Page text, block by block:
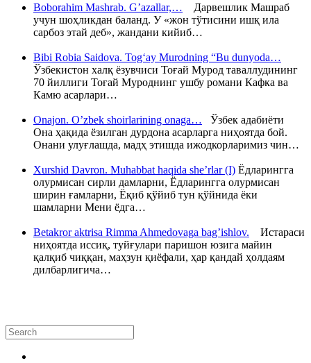
Boborahim Mashrab. G’azallar,… Дарвешлик Машраб
учун шоҳликдан баланд. У «жон тўтисини ишқ ила
сарбоз этай деб», жандани кийиб…
Bibi Robia Saidova. Tog‘ay Murodning “Bu dunyoda…
Ўзбекистон халқ ёзувчиси Тоғай Мурод таваллудининг
70 йиллиги Тоғай Муроднинг ушбу романи Кафка ва
Камю асарлари…
Onajon. O’zbek shoirlarining onaga… Ўзбек адабиёти
Она ҳақида ёзилган дурдона асарларга ниҳоятда бой.
Онани улуғлашда, мадҳ этишда ижодкорларимиз чин…
Xurshid Davron. Muhabbat haqida she’rlar (I) Ёдларингга
олурмисан сирли дамларни, Ёдларингга олурмисан
ширин ғамларни, Ёқиб қўйиб тун қўйнида ёки
шамларни Мени ёдга…
Betakror aktrisa Rimma Ahmedovaga bag’ishlov. Истараси
ниҳоятда иссиқ, туйғулари паришон юзига майин
қалқиб чиққан, маҳзун қиёфали, ҳар қандай ҳолдаям
дилбарлигича…